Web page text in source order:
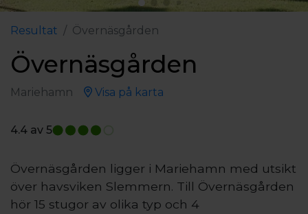
Resultat Övernäsgården
Övernäsgården
Mariehamn Visa på karta
4.4 av 5
Övernäsgården ligger i Mariehamn med utsikt
över havsviken Slemmern. Till Övernäsgården
hör 15 stugor av olika typ och 4